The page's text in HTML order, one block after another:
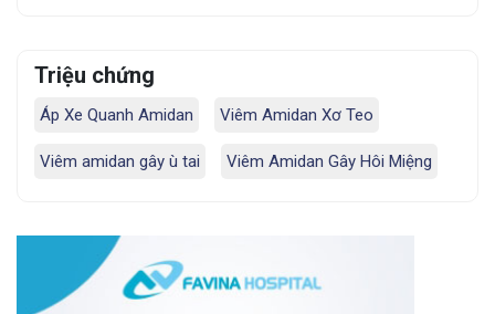
Triệu chứng
Áp Xe Quanh Amidan Viêm Amidan Xơ Teo
Viêm amidan gây ù tai Viêm Amidan Gây Hôi Miệng